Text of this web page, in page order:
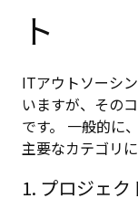
ト
ITアウトソーシ
いますが、その
です。 一般的に
主要なカテゴリ
1. プロジェ